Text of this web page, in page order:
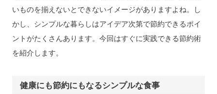
いものを揃えないとできないイメージがありますよね。し
かし、シンプルな暮らしはアイデア次第で節約できるポイ
ントがたくさんあります。今回はすぐに実践できる節約術
を紹介します。
健康にも節約にもなるシンプルな食事